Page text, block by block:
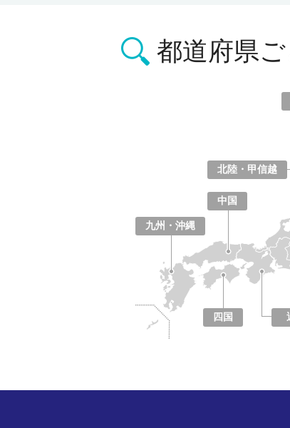
都道府県
北陸・甲信越
中国
四国
九州・沖縄